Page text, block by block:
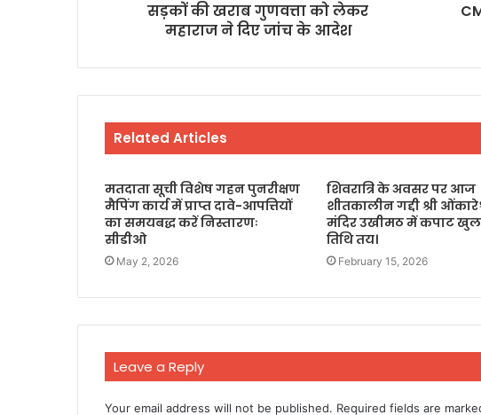
सड़कों की खराब गुणवत्ता को लेकर
महाराज ने दिए जांच के आदेश
Related Articles
मतदाता सूची विशेष गहन पुनरीक्षण
मैपिंग कार्य में प्राप्त दावे-आपत्तियों
का समयबद्ध करें निस्तारणः
सीडीओ
May 2, 2026
शिवरात्रि के अवसर पर आज
शीतकालीन गद्दी श्री
मंदिर उखीमठ में कपाट
तिथि तय।
February 15, 2026
Leave a Reply
Your email address will not be published. Required fields are